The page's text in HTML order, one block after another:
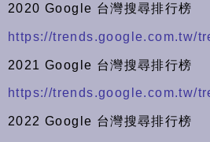
2020 Google 台灣搜尋排行榜
https://trends.google.com.tw/
2021 Google 台灣搜尋排行榜
https://trends.google.com.tw/
2022 Google 台灣搜尋排行榜